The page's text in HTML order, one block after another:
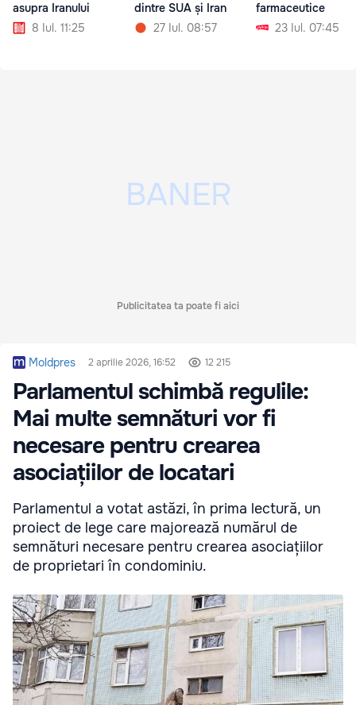
asupra Iranului
8 Iul. 11:25
dintre SUA și Iran
27 Iul. 08:57
farmaceutice
23 Iul. 07:45
Publicitatea ta poate fi aici
Moldpres 2 aprilie 2026, 16:52 12 215
Parlamentul schimbă regulile:
Mai multe semnături vor fi
necesare pentru crearea
asociațiilor de locatari
Parlamentul a votat astăzi, în prima lectură, un
proiect de lege care majorează numărul de
semnături necesare pentru crearea asociațiilor
de proprietari în condominiu.